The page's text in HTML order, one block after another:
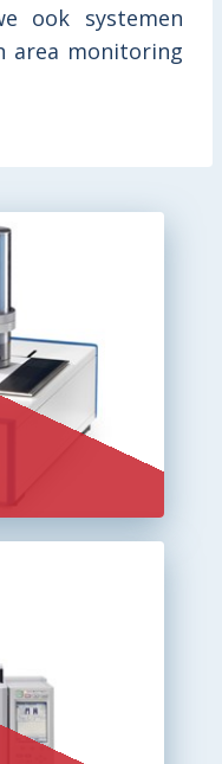
ook systemen
area monitoring